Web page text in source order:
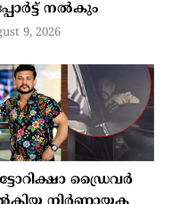
നൽകും
9, 2026
ഡ്രൈവർ